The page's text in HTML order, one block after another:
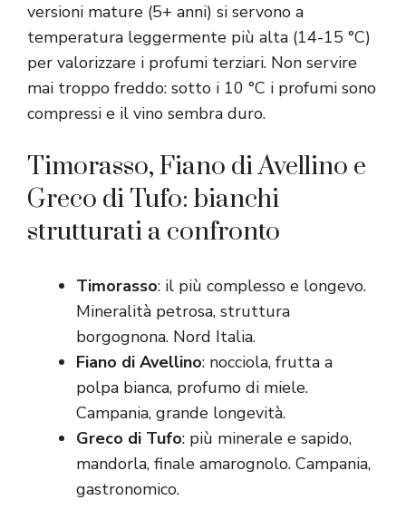
versioni mature (5+ anni) si servono a
temperatura leggermente più alta (14-15 °C)
per valorizzare i profumi terziari. Non servire
mai troppo freddo: sotto i 10 °C i profumi sono
compressi e il vino sembra duro.
Timorasso, Fiano di Avellino e
Greco di Tufo: bianchi
strutturati a confronto
Timorasso: il più complesso e longevo.
Mineralità petrosa, struttura
borgognona. Nord Italia.
Fiano di Avellino: nocciola, frutta a
polpa bianca, profumo di miele.
Campania, grande longevità.
Greco di Tufo: più minerale e sapido,
mandorla, finale amarognolo. Campania,
gastronomico.